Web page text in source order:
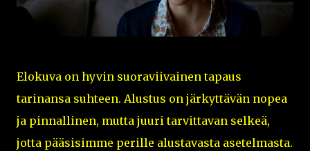
Elokuva on hyvin suoraviivainen tapaus
tarinansa suhteen. Alustus on järkyttävän nopea
ja pinnallinen, mutta juuri tarvittavan selkeä,
jotta pääsisimme perille alustavasta asetelmasta.